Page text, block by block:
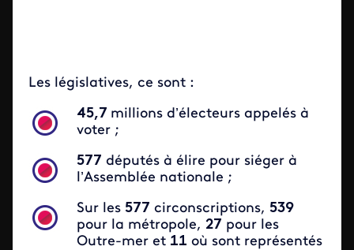
Les législatives, ce sont :
45,7 millions d’électeurs appelés à
voter ;
577 députés à élire pour siéger à
l’Assemblée nationale ;
Sur les 577 circonscriptions, 539
pour la métropole, 27 pour les
Outre-mer et 11 où sont représentés